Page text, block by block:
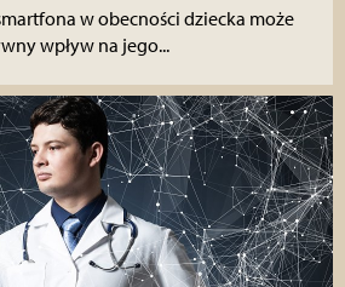
w obecności dziecka może
wpływ na jego...